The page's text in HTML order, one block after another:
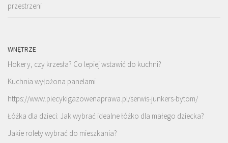
przestrzeni
WNĘTRZE
Hokery, czy krzesła? Co lepiej wstawić do kuchni?
Kuchnia wyłożona panelami
https://www.piecykigazowenaprawa.pl/serwis-junkers-bytom/
Łóżka dla dzieci: Jak wybrać idealne łóżko dla małego dziecka?
Jakie rolety wybrać do mieszkania?